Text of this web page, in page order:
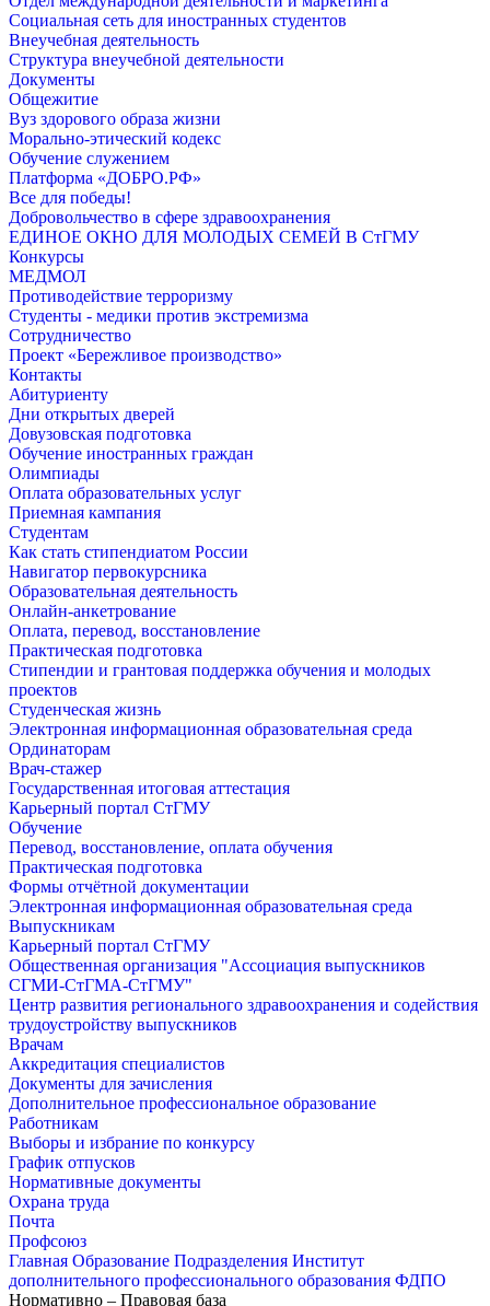
Социальная сеть для иностранных студентов
Внеучебная деятельность
Структура внеучебной деятельности
Документы
Общежитие
Вуз здорового образа жизни
Морально-этический кодекс
Обучение служением
Платформа «ДОБРО.РФ»
Все для победы!
Добровольчество в сфере здравоохранения
ЕДИНОЕ ОКНО ДЛЯ МОЛОДЫХ СЕМЕЙ В СтГМУ
Конкурсы
МЕДМОЛ
Противодействие терроризму
Студенты - медики против экстремизма
Сотрудничество
Проект «Бережливое производство»
Контакты
Абитуриенту
Дни открытых дверей
Довузовская подготовка
Обучение иностранных граждан
Олимпиады
Оплата образовательных услуг
Приемная кампания
Студентам
Как стать стипендиатом России
Навигатор первокурсника
Образовательная деятельность
Онлайн-анкетрование
Оплата, перевод, восстановление
Практическая подготовка
Стипендии и грантовая поддержка обучения и молодых
проектов
Студенческая жизнь
Электронная информационная образовательная среда
Ординаторам
Врач-стажер
Государственная итоговая аттестация
Карьерный портал СтГМУ
Обучение
Перевод, восстановление, оплата обучения
Практическая подготовка
Формы отчётной документации
Электронная информационная образовательная среда
Выпускникам
Карьерный портал СтГМУ
Общественная организация "Ассоциация выпускников
СГМИ-СтГМА-СтГМУ"
Центр развития регионального здравоохранения и содействия
трудоустройству выпускников
Врачам
Аккредитация специалистов
Документы для зачисления
Дополнительное профессиональное образование
Работникам
Выборы и избрание по конкурсу
График отпусков
Нормативные документы
Охрана труда
Почта
Профсоюз
Главная Образование Подразделения Институт
дополнительного профессионального образования ФДПО
Нормативно – Правовая база